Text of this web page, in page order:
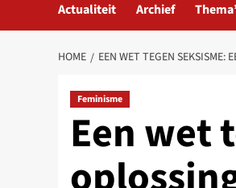
Actualiteit Archief
HOME EEN WET TEGEN SEKSISME:
Feminisme
Een wet